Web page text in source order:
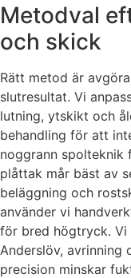
Metodval
och skick
Rätt metod är
slutresultat. Vi
lutning, ytskikt och
behandling för att
noggrann
plåttak mår bäst av
beläggning och
använder vi
för bred högtryck. Vi
Anderslöv, avrinning
precision minskar